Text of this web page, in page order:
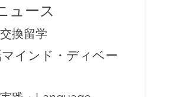
ュース
換留学
インド・ディベー